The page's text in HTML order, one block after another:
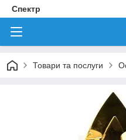
Спектр
Товари та послуги